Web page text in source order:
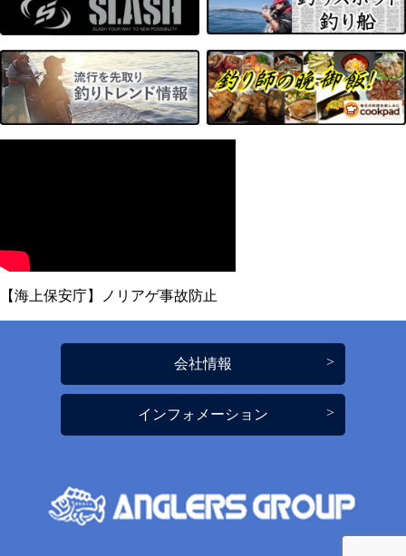
【海上保安庁】ノリアゲ事故防止
会社情報
インフォメーション